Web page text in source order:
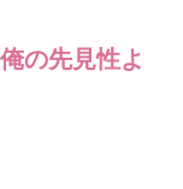
の先見性よ